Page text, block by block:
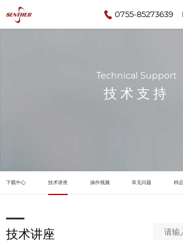
0755-85273639
Technical Support
技术支持
下载中心 技术讲座 操作视频 常见问题 样
技术讲座